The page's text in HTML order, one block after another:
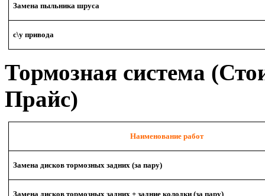
Замена пыльника шруса
с\у привода
Тормозная система
Прайс)
Наименование работ
Замена дисков тормозных задних (за пару)
Замена дисков тормозных задних + задние колодки (за пару)